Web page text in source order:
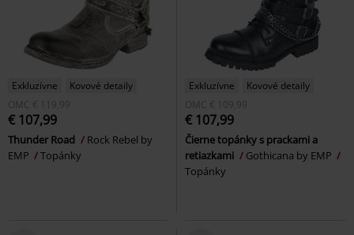
Exkluzívne
Kovové detaily
OMC € 119,99
€ 107,99
Thunder Road
Rock Rebel by
EMP
Topánky
Exkluzívne
Kovové detaily
OMC € 109,99
€ 107,99
Čierne topánky s prackami a
retiazkami
Gothicana by EMP
Topánky